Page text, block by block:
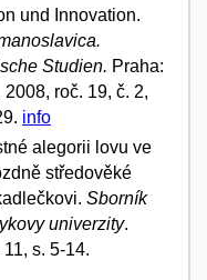
und Innovation.
Studien. Praha:
roč. 19, č. 2,
info
alegorii lovu ve
středověké
Sborník
univerzity.
s. 5-14.